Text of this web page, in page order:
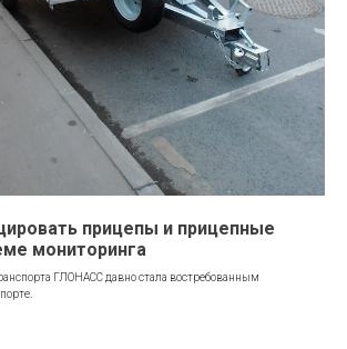
прицепы и прицепные
мониторинга
ГЛОНАСС давно стала востребованным